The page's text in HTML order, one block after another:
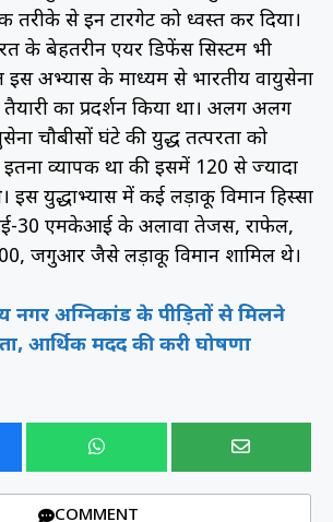
तरीके से इन टारगेट को ध्वस्त कर दिया।
के बेहतरीन एयर डिफेंस सिस्टम भी
इस अभ्यास के माध्यम से भारतीय वायुसेना
का प्रदर्शन किया था। अलग अलग
चौबीसों घंटे की युद्ध तत्परता को
इतना व्यापक था की इसमें 120 से ज्यादा
इस युद्धाभ्यास में कई लड़ाकू विमान हिस्सा
30 एमकेआई के अलावा तेजस, राफेल,
जगुआर जैसे लड़ाकू विमान शामिल थे।
नगर अग्निकांड के पीड़ितों से मिलने
आर्थिक मदद की करी घोषणा
COMMENT